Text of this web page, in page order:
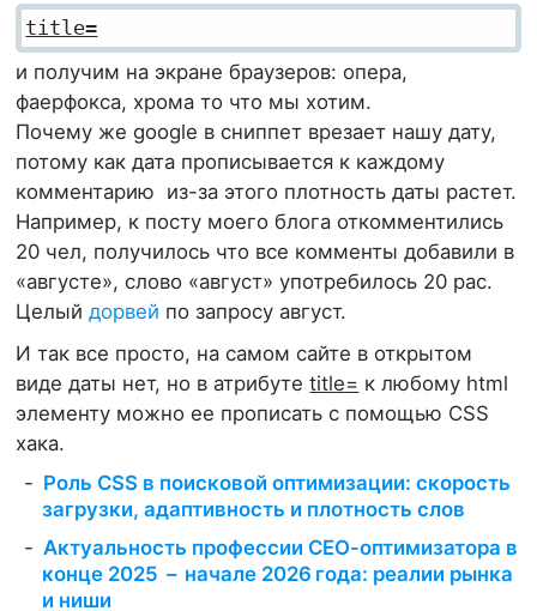
title=
и получим на экране браузеров: опера,
фаерфокса, хрома то что мы хотим.
Почему же google в сниппет врезает нашу дату,
потому как дата прописывается к каждому
комментарию из-за этого плотность даты растет.
Например, к посту моего блога откомментились
20 чел, получилось что все комменты добавили в
«августе», слово «август» употребилось 20 рас.
Целыйдорвей по запросу август.
И так все просто, на самом сайте в открытом
виде даты нет, но в атрибутеtitle= к любому html
элементу можно ее прописать с помощью CSS
хака.
Роль CSS в поисковой оптимизации: скорость
загрузки, адаптивность и плотность слов
Актуальность профессии СЕО-оптимизатора в
конце 2025 – начале 2026 года: реалии рынка
и ниши